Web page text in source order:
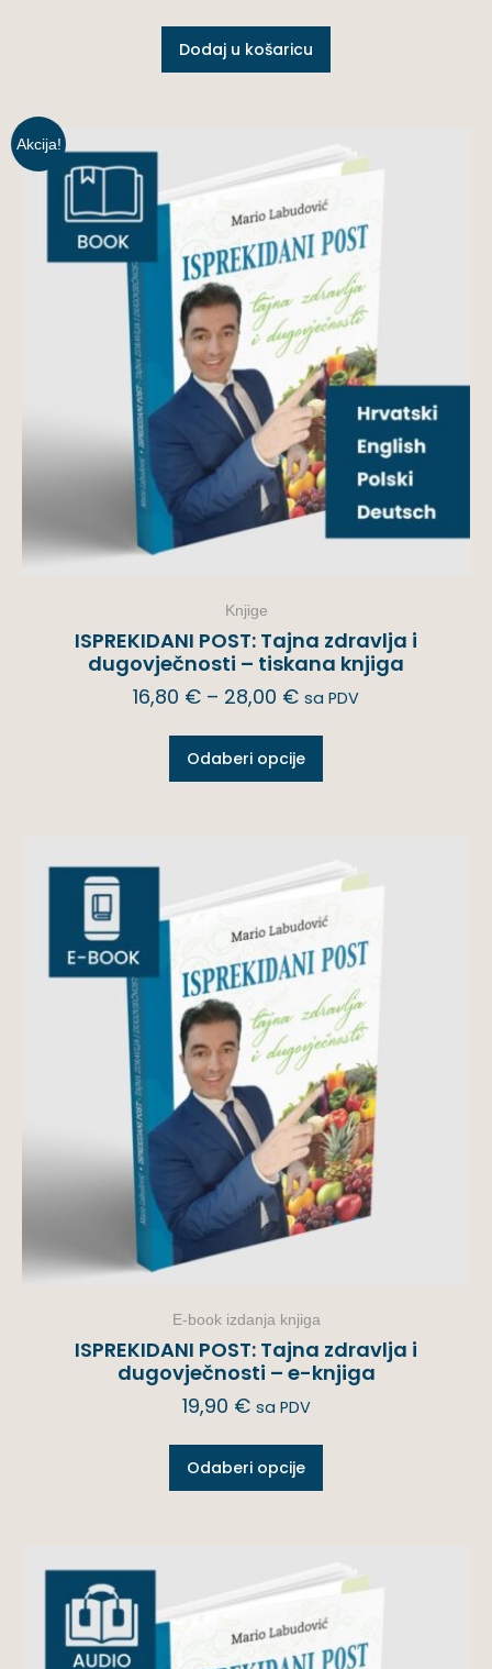
Dodaj u košaricu
Akcija!
Knjige
ISPREKIDANI POST: Tajna zdravlja i
dugovječnosti – tiskana knjiga
16,80 € – 28,00 € sa PDV
Odaberi opcije
E-book izdanja knjiga
ISPREKIDANI POST: Tajna zdravlja i
dugovječnosti – e-knjiga
19,90 € sa PDV
Odaberi opcije